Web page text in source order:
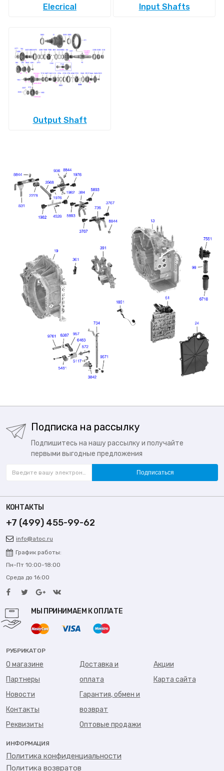
Elecrical Input Shafts
Output Shaft
Подписка на рассылку
Подпишитесь на нашу рассылку и получайте
первыми выгодные предложения
Подписаться
КОНТАКТЫ
+7 (499) 455-99-62
info@atoc.ru
График работы:
Пн-Пт 10:00-18:00
Среда до 16:00
МЫ ПРИНИМАЕМ К ОПЛАТЕ
РУБРИКАТОР
О магазине
Партнеры
Новости
Контакты
Реквизиты
Доставка и
оплата
Гарантия, обмен и
возврат
Оптовые продажи
Акции
Карта сайта
ИНФОРМАЦИЯ
Политика конфиденциальности
Политика возвратов